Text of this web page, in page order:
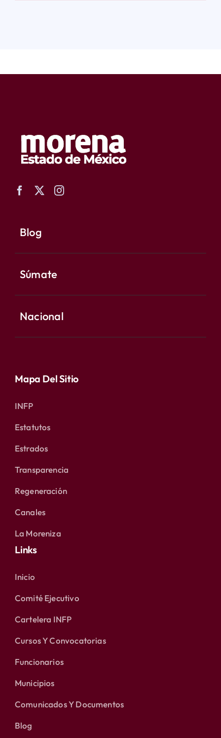
Blog
Súmate
Nacional
Mapa Del Sitio
INFP
Estatutos
Estrados
Transparencia
Regeneración
Canales
La Moreniza
Links
Inicio
Comité Ejecutivo
Cartelera INFP
Cursos Y Convocatorias
Funcionarios
Municipios
Comunicados Y Documentos
Blog